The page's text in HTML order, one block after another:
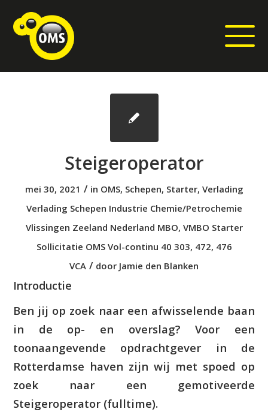
Steigeroperator
mei 30, 2021 / in OMS, Schepen, Starter, Verlading
Verlading Schepen Industrie Chemie/Petrochemie
Vlissingen Zeeland Nederland MBO, VMBO Starter
Sollicitatie OMS Vol-continu 40 303, 472, 476
VCA / door Jamie den Blanken
Introductie
Ben jij op zoek naar een afwisselende baan
in de op- en overslag? Voor een
toonaangevende opdrachtgever in de
Rotterdamse haven zijn wij met spoed op
zoek naar een gemotiveerde
Steigeroperator (fulltime).